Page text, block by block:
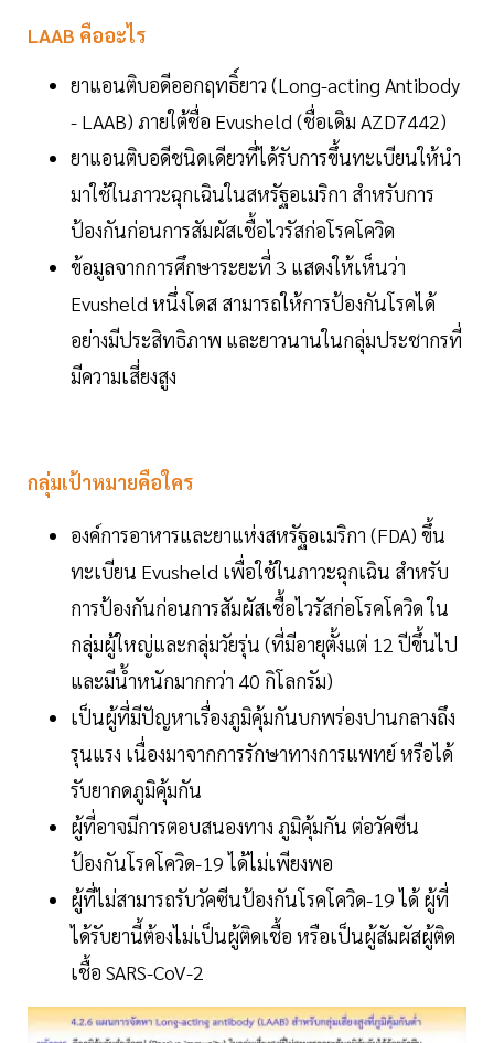
LAAB คืออะไร
ยาแอนติบอดีออกฤทธิ์ยาว (Long-acting Antibody
- LAAB) ภายใต้ชื่อ Evusheld (ชื่อเดิม AZD7442)
ยาแอนติบอดีชนิดเดียวที่ได้รับการขึ้นทะเบียนให้นำ
มาใช้ในภาวะฉุกเฉินในสหรัฐอเมริกา สำหรับการ
ป้องกันก่อนการสัมผัสเชื้อไวรัสก่อโรคโควิด
ข้อมูลจากการศึกษาระยะที่ 3 แสดงให้เห็นว่า
Evusheld หนึ่งโดส สามารถให้การป้องกันโรคได้
อย่างมีประสิทธิภาพ และยาวนานในกลุ่มประชากรที่
มีความเสี่ยงสูง
กลุ่มเป้าหมายคือใคร
องค์การอาหารและยาแห่งสหรัฐอเมริกา (FDA) ขึ้น
ทะเบียน Evusheld เพื่อใช้ในภาวะฉุกเฉิน สำหรับ
การป้องกันก่อนการสัมผัสเชื้อไวรัสก่อโรคโควิด ใน
กลุ่มผู้ใหญ่และกลุ่มวัยรุ่น (ที่มีอายุตั้งแต่ 12 ปีขึ้นไป
และมีน้ำหนักมากกว่า 40 กิโลกรัม)
เป็นผู้ที่มีปัญหาเรื่องภูมิคุ้มกันบกพร่องปานกลางถึง
รุนแรง เนื่องมาจากการรักษาทางการแพทย์ หรือได้
รับยากดภูมิคุ้มกัน
ผู้ที่อาจมีการตอบสนองทาง ภูมิคุ้มกัน ต่อวัคซีน
ป้องกันโรคโควิด-19 ได้ไม่เพียงพอ
ผู้ที่ไม่สามารถรับวัคซีนป้องกันโรคโควิด-19 ได้ ผู้ที่
ได้รับยานี้ต้องไม่เป็นผู้ติดเชื้อ หรือเป็นผู้สัมผัสผู้ติด
เชื้อ SARS-CoV-2